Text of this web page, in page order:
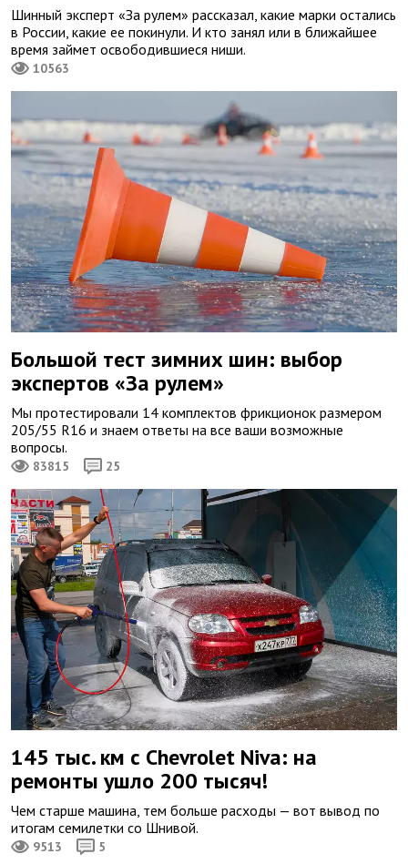
Шинный эксперт «За рулем» рассказал, какие марки остались
в России, какие ее покинули. И кто занял или в ближайшее
время займет освободившиеся ниши.
10563
Большой тест зимних шин: выбор
экспертов «За рулем»
Мы протестировали 14 комплектов фрикционок размером
205/55 R16 и знаем ответы на все ваши возможные
вопросы.
83815 25
145 тыс. км с Chevrolet Niva: на
ремонты ушло 200 тысяч!
Чем старше машина, тем больше расходы — вот вывод по
итогам семилетки со Шнивой.
9513 5